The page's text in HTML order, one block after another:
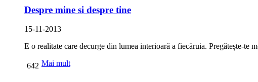
Despre mine si despre tine
15-11-2013
E o realitate care decurge din lumea interioară a fiecăruia. Pregătește-te
Mai mult
642